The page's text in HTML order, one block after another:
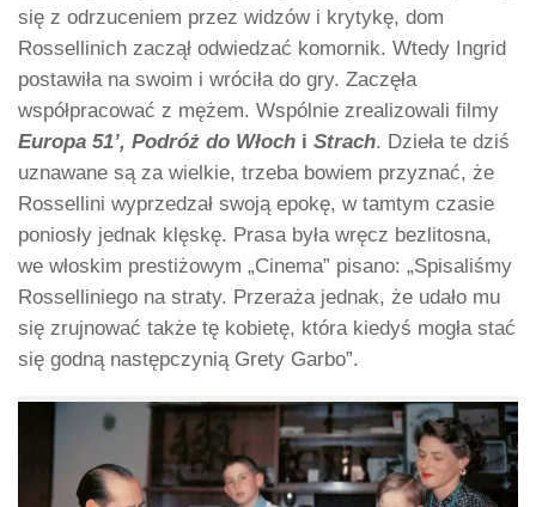
się z odrzuceniem przez widzów i krytykę, dom
Rossellinich zaczął odwiedzać komornik. Wtedy Ingrid
postawiła na swoim i wróciła do gry. Zaczęła
współpracować z mężem. Wspólnie zrealizowali filmy
Europa 51’, Podróż do Włoch i Strach. Dzieła te dziś
uznawane są za wielkie, trzeba bowiem przyznać, że
Rossellini wyprzedzał swoją epokę, w tamtym czasie
poniosły jednak klęskę. Prasa była wręcz bezlitosna,
we włoskim prestiżowym „Cinema” pisano: „Spisaliśmy
Rosselliniego na straty. Przeraża jednak, że udało mu
się zrujnować także tę kobietę, która kiedyś mogła stać
się godną następczynią Grety Garbo”.